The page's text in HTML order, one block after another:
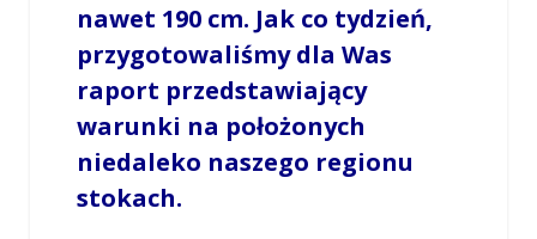
nawet 190 cm. Jak co tydzień,
przygotowaliśmy dla Was
raport przedstawiający
warunki na położonych
niedaleko naszego regionu
stokach.